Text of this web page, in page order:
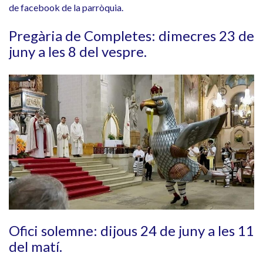
de facebook de la parròquia.
Pregària de Completes: dimecres 23 de
juny a les 8 del vespre.
Ofici solemne: dijous 24 de juny a les 11
del matí.